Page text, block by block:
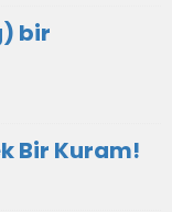
bir
Bir Kuram!